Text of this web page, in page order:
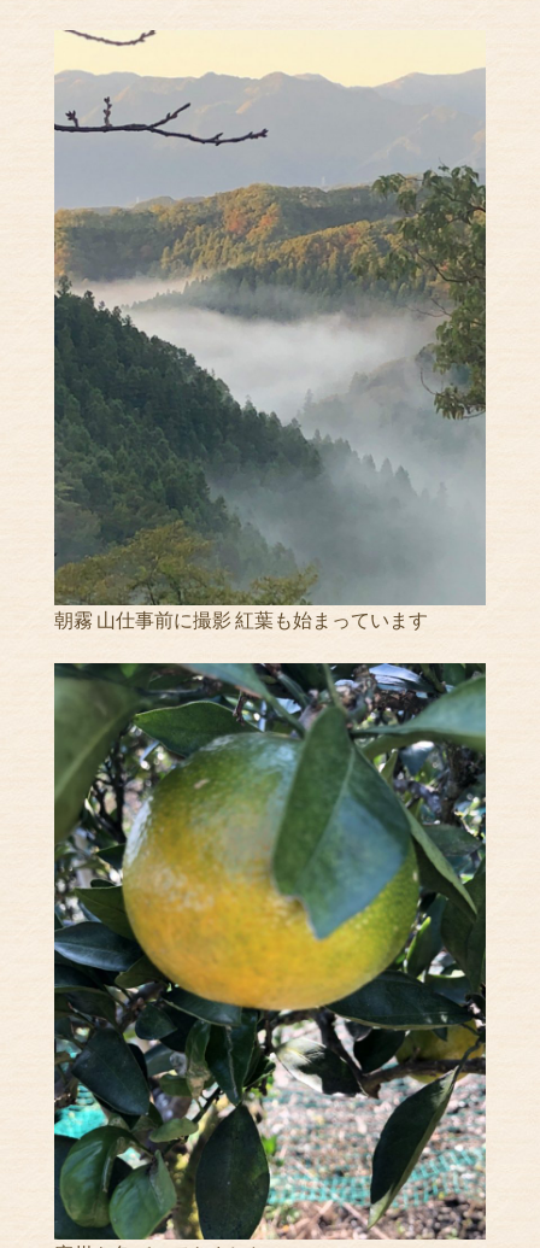
朝霧 山仕事前に撮影 紅葉も始まっています